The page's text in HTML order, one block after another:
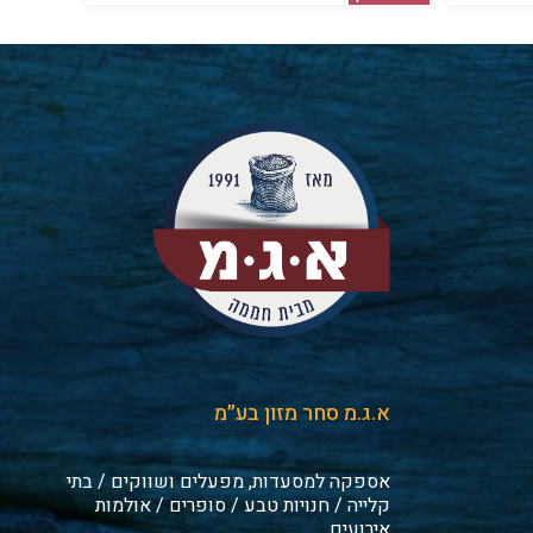
א.ג.מ סחר מזון בע״מ
אספקה למסעדות, מפעלים ושווקים / בתי
קלייה / חנויות טבע / סופרים / אולמות